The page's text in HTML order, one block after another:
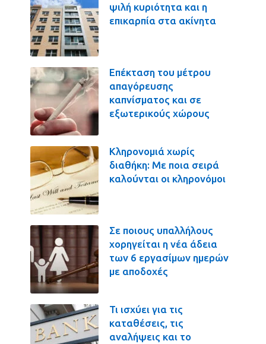
ψιλή κυριότητα και η
επικαρπία στα ακίνητα
Επέκταση του μέτρου
απαγόρευσης
καπνίσματος και σε
εξωτερικούς χώρους
Κληρονομιά χωρίς
διαθήκη: Με ποια σειρά
καλούνται οι κληρονόμοι
Σε ποιους υπαλλήλους
χορηγείται η νέα άδεια
των 6 εργασίμων ημερών
με αποδοχές
Τι ισχύει για τις
καταθέσεις, τις
αναλήψεις και το